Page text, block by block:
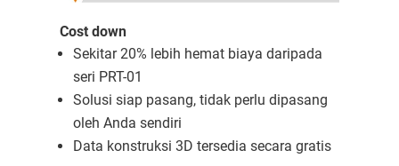
Cost down
Sekitar 20% lebih hemat biaya daripada
seri PRT-01
Solusi siap pasang, tidak perlu dipasang
oleh Anda sendiri
Data konstruksi 3D tersedia secara gratis